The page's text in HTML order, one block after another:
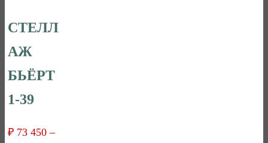
СТЕЛЛ
АЖ
БЬЁРТ
1-39
₽ 73 450 –